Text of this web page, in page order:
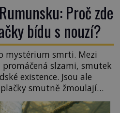
Proč zde
bídu s nouzí?
mystérium smrti. Mezi
slzami, smutek
existence. Jsou ale
smutně žmoulají
obřadu, ale při
podpory